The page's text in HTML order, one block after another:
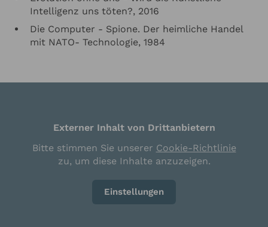
Intelligenz uns töten?, 2016
Die Computer - Spione. Der heimliche Handel
mit NATO- Technologie, 1984
Externer Inhalt von Drittanbietern
Bitte stimmen Sie unserer Cookie-Richtlinie
zu, um diese Inhalte anzuzeigen.
Einstellungen